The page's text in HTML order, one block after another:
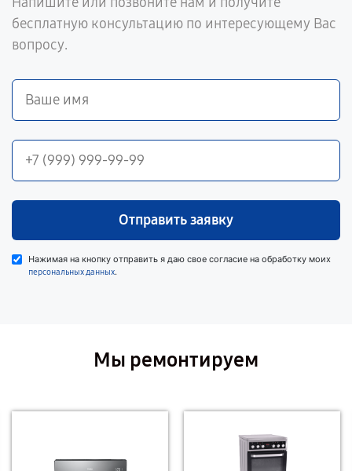
бесплатную консультацию по интересующему Вас
вопросу.
Отправить заявку
Нажимая на кнопку отправить я даю свое согласие на обработку моих
персональных данных.
Мы ремонтируем